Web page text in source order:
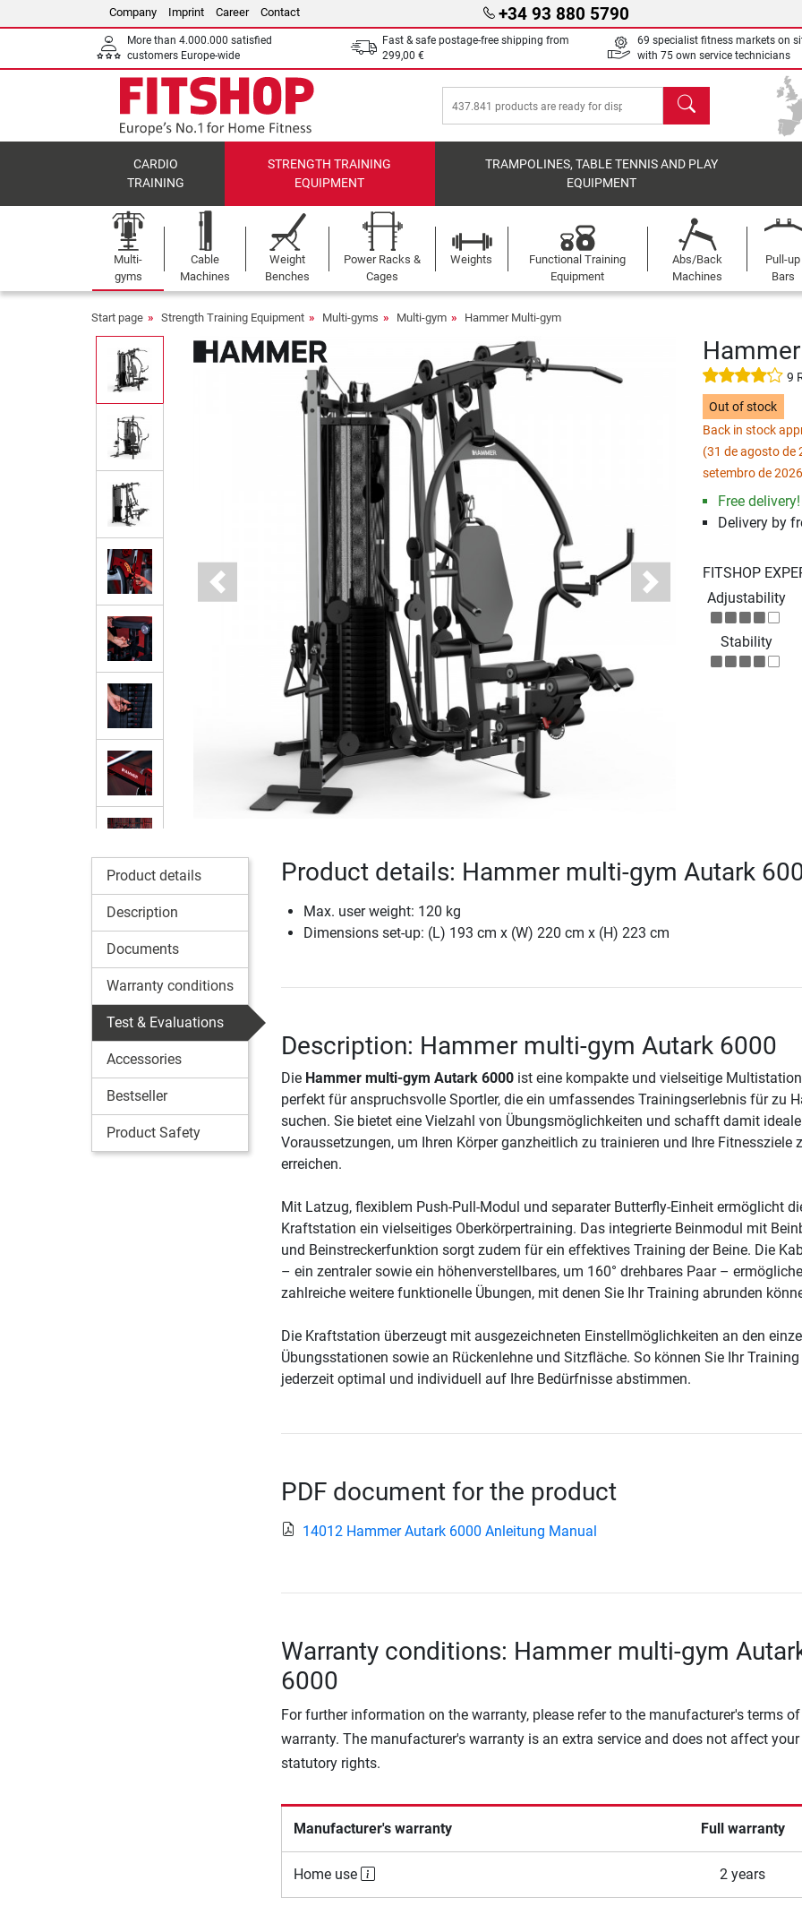
Company Imprint Career Contact +34 93 880 5790
More than 4.000.000 satisfied
customers Europe-wide
Fast & safe postage-free shipping from
299,00 €
69 specialist fitness markets on
with 75 own service technicians
search
CARDIO
TRAINING
STRENGTH TRAINING
EQUIPMENT
TRAMPOLINES, TABLE TENNIS AND PLAY
EQUIPMENT
Multi-
gyms
Cable
Machines
Weight
Benches
Power Racks &
Cages
Weights
Functional Training
Equipment
Abs/Back
Machines
Pull-up
Bars
Start page Strength Training Equipment Multi-gyms Multi-gym Hammer Multi-gym
Previous Next
9
Out of stock
Back in stock
(31 de agosto de
setembro de
Free delivery!
Delivery by
FITSHOP
Adjustability
Stability
Product details
Description
Documents
Warranty conditions
Test & Evaluations
Accessories
Bestseller
Product Safety
Product details: Hammer multi-gym Autark
Max. user weight: 120 kg
Dimensions set-up: (L) 193 cm x (W) 220 cm x (H) 223 cm
Description: Hammer multi-gym Autark 6000
Die Hammer multi-gym Autark 6000ist eine kompakte und vielseitige
perfekt für anspruchsvolle Sportler, die ein umfassendes Trainingserlebnis für zu
suchen. Sie bietet eine Vielzahl von Übungsmöglichkeiten und schafft damit ideale
Voraussetzungen, um Ihren Körper ganzheitlich zu trainieren und Ihre Fitnessziele
erreichen.
Mit Latzug, flexiblem Push-Pull-Modul und separater Butterfly-Einheit ermöglicht
Kraftstation ein vielseitiges Oberkörpertraining. Das integrierte Beinmodul mit
und Beinstreckerfunktion sorgt zudem für ein effektives Training der Beine. Die
– ein zentraler sowie ein höhenverstellbares, um 160° drehbares Paar –
zahlreiche weitere funktionelle Übungen, mit denen Sie Ihr Training abrunden
Die Kraftstation überzeugt mit ausgezeichneten Einstellmöglichkeiten an den
Übungsstationen sowie an Rückenlehne und Sitzfläche. So können Sie Ihr Training
jederzeit optimal und individuell auf Ihre Bedürfnisse abstimmen.
PDF document for the product
14012 Hammer Autark 6000 Anleitung Manual
Warranty conditions: Hammer multi-gym
6000
For further information on the warranty, please refer to the manufacturer's terms of
warranty. The manufacturer's warranty is an extra service and does not affect your
statutory rights.
Manufacturer's warranty Full warranty
Home use 2 years